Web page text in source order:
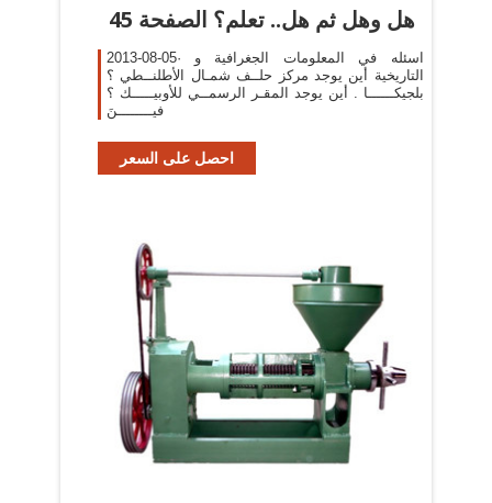
هل وهل ثم هل.. تعلم؟ الصفحة 45
2013-08-05· اسئله في المعلومات الجغرافية و
التاريخية أين يوجد مركز حلــف شمـال الأطلنــطي ؟
بلجيكــــــا . أين يوجد المقـر الرسمــي للأوبيـــــك ؟
فيــــــــنَ
احصل على السعر